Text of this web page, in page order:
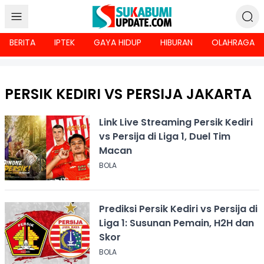
BERITA IPTEK GAYA HIDUP HIBURAN OLAHRAGA
PERSIK KEDIRI VS PERSIJA JAKARTA
Link Live Streaming Persik Kediri
vs Persija di Liga 1, Duel Tim
Macan
BOLA
Prediksi Persik Kediri vs Persija di
Liga 1: Susunan Pemain, H2H dan
Skor
BOLA